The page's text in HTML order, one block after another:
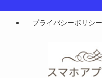
プライバシーポリシー